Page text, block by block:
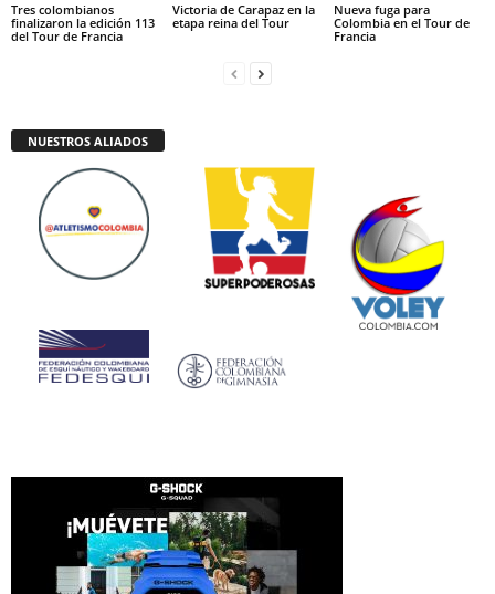
Tres colombianos
finalizaron la edición 113
del Tour de Francia
Victoria de Carapaz en la
etapa reina del Tour
Nueva fuga para
Colombia en el Tour de
Francia
NUESTROS ALIADOS